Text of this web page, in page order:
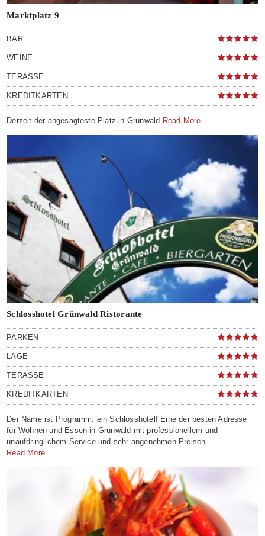
Marktplatz 9
BAR
WEINE
TERASSE
KREDITKARTEN
Derzeit der angesagteste Platz in Grünwald Read More ...
Schlosshotel Grünwald Ristorante
PARKEN
LAGE
TERASSE
KREDITKARTEN
Der Name ist Programm: ein Schlosshotel! Eine der besten Adresse
für Wohnen und Essen in Grünwald mit professionellem und
unaufdringlichem Service und sehr angenehmen Preisen.
Read More ...